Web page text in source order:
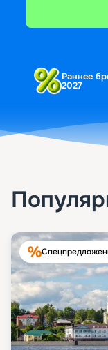
Раннее
2027